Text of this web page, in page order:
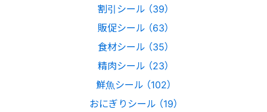
割引シール （39）
販促シール （63）
食材シール （35）
精肉シール （23）
鮮魚シール （102）
おにぎりシール （19）